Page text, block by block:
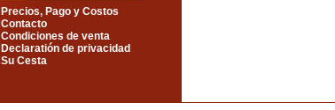
Precios, Pago y Costos
Contacto
Condiciones de venta
Declaratión de privacidad
Su Cesta